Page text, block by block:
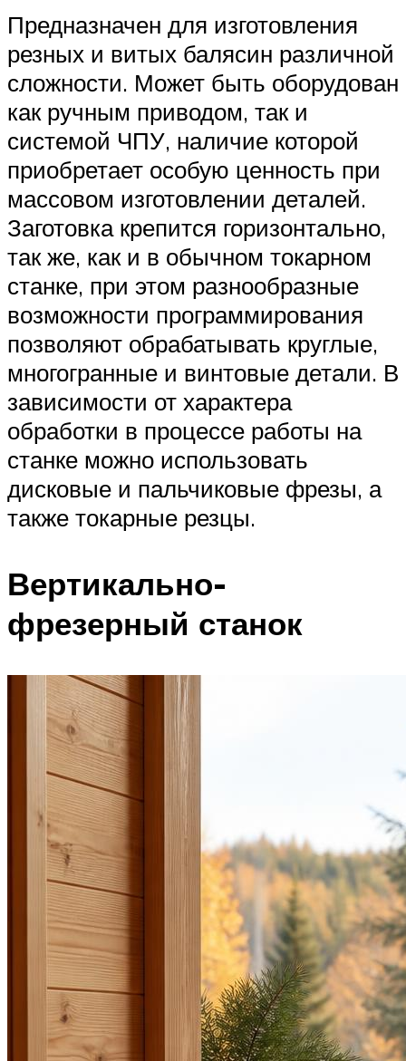
Предназначен для изготовления
резных и витых балясин различной
сложности. Может быть оборудован
как ручным приводом, так и
системой ЧПУ, наличие которой
приобретает особую ценность при
массовом изготовлении деталей.
Заготовка крепится горизонтально,
так же, как и в обычном токарном
станке, при этом разнообразные
возможности программирования
позволяют обрабатывать круглые,
многогранные и винтовые детали. В
зависимости от характера
обработки в процессе работы на
станке можно использовать
дисковые и пальчиковые фрезы, а
также токарные резцы.
Вертикально-
фрезерный станок